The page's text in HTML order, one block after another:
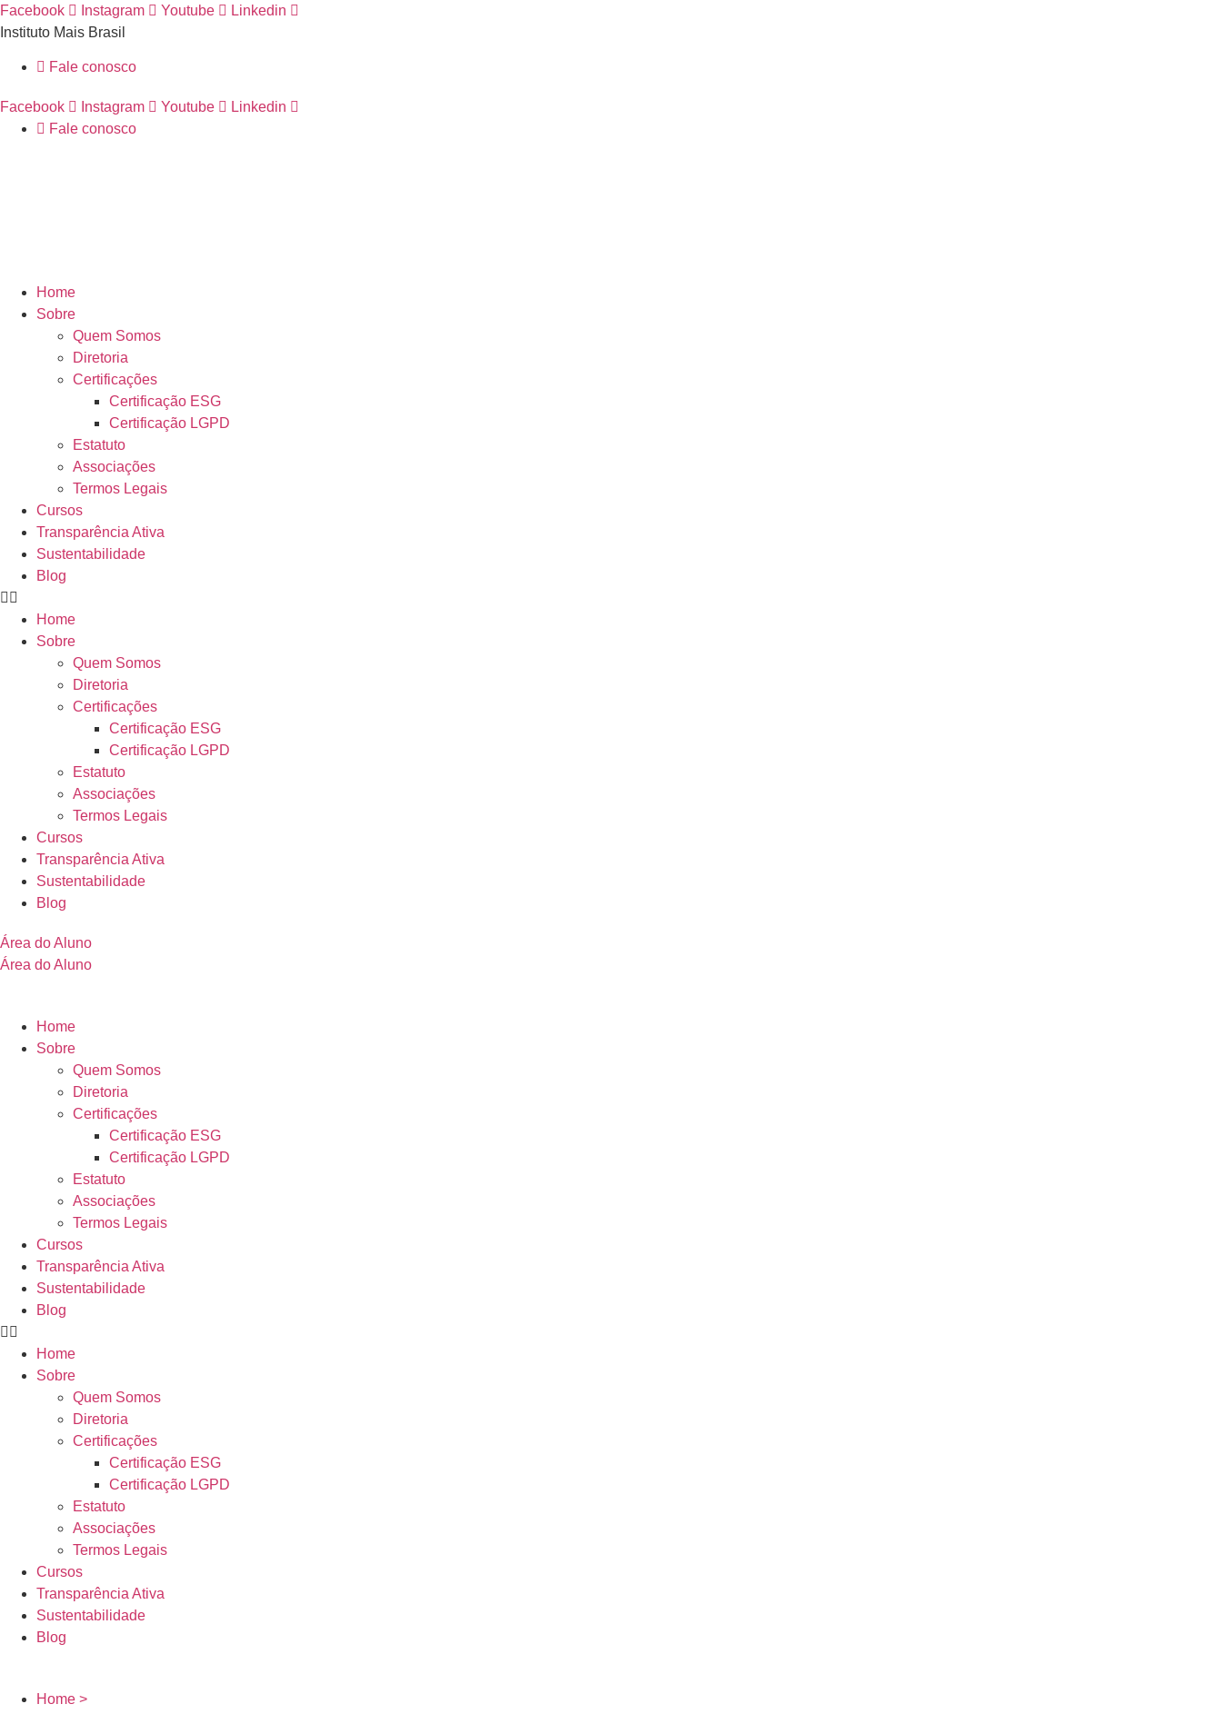
Ir
para
conteúdo
Facebook Instagram Youtube
Linkedin
Instituto Mais Brasil
Fale conosco
Facebook Instagram Youtube
Linkedin
Fale conosco
Home
Sobre
Quem Somos
Diretoria
Certificações
Certificação ESG
Certificação LGPD
Estatuto
Associações
Termos Legais
Cursos
Transparência Ativa
Sustentabilidade
Blog
Home
Sobre
Quem Somos
Diretoria
Certificações
Certificação ESG
Certificação LGPD
Estatuto
Associações
Termos Legais
Cursos
Transparência Ativa
Sustentabilidade
Blog
Área do Aluno
Área do Aluno
Home
Sobre
Quem Somos
Diretoria
Certificações
Certificação ESG
Certificação LGPD
Estatuto
Associações
Termos Legais
Cursos
Transparência Ativa
Sustentabilidade
Blog
Home
Sobre
Quem Somos
Diretoria
Certificações
Certificação ESG
Certificação LGPD
Estatuto
Associações
Termos Legais
Cursos
Transparência Ativa
Sustentabilidade
Blog
Home >